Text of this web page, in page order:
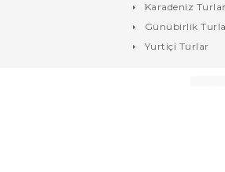
Karadeniz
Günübirlik
Yurtiçi Turlar